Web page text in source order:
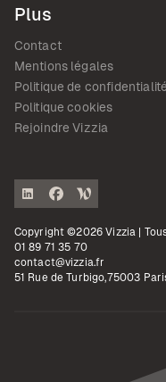
Plus
Contact
Mentions légales
Politique de confidentialité
Politique cookies
Rejoindre Vizzia
Copyright ©2026 Vizzia |
01 89 71 35 70
contact@vizzia.fr
51 Rue de Turbigo,75003